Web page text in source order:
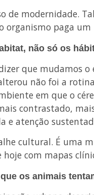
de modernidade.
organismo paga
não só os
que mudamos o
não foi a
em que o
contrastado,
e atenção
cultural. É uma
hoje com mapas
os animais